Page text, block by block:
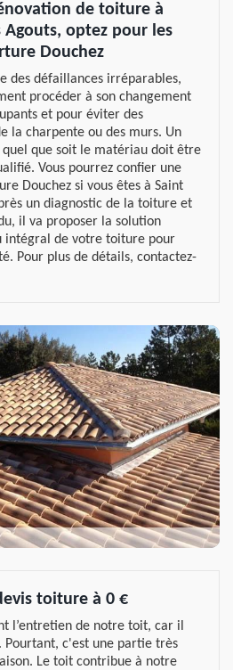
de toiture à
Agouts, optez pour les
Douchez
des défaillances irréparables,
procéder à son changement
et pour éviter des
la charpente ou des murs. Un
que soit le matériau doit être
Vous pourrez confier une
Douchez si vous êtes à Saint
un diagnostic de la toiture et
il va proposer la solution
intégral de votre toiture pour
Pour plus de détails, contactez-
toiture à 0 €
l’entretien de notre toit, car il
Pourtant, c'est une partie très
Le toit contribue à notre